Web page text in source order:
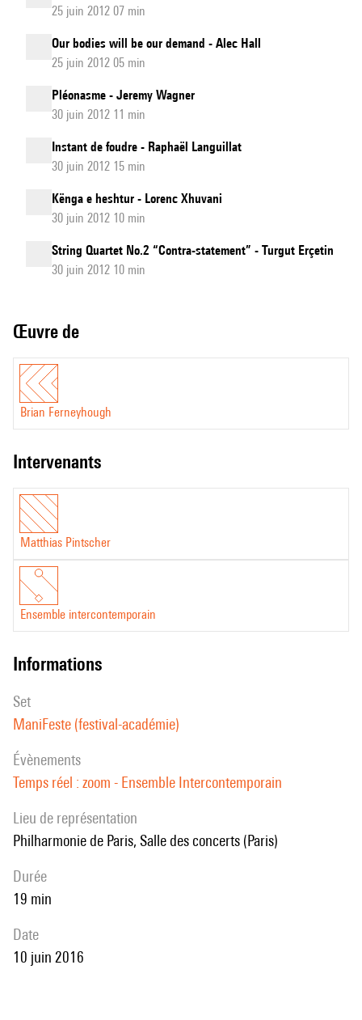
25 juin 2012 07 min
Our bodies will be our demand - Alec Hall
25 juin 2012 05 min
Pléonasme - Jeremy Wagner
30 juin 2012 11 min
Instant de foudre - Raphaël Languillat
30 juin 2012 15 min
Kënga e heshtur - Lorenc Xhuvani
30 juin 2012 10 min
String Quartet No.2 “Contra-statement” - Turgut Erçetin
30 juin 2012 10 min
Œuvre de
Brian Ferneyhough
intervenants
Matthias Pintscher
Ensemble intercontemporain
informations
set
ManiFeste (festival-académie)
évènements
Temps réel : zoom - Ensemble Intercontemporain
Lieu de représentation
Philharmonie de Paris, Salle des concerts (Paris)
durée
19 min
date
10 juin 2016